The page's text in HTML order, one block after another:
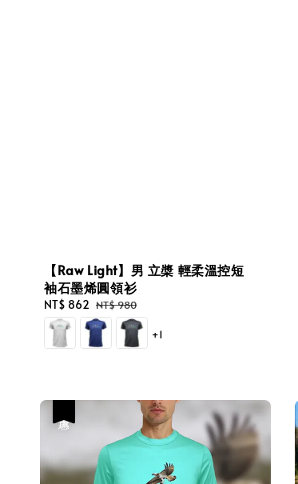
【Raw Light】男 立槳 輕柔溫控短
袖石墨烯圓領衫
Sale
price
NT$ 862 Regular
price
NT$ 980
+1